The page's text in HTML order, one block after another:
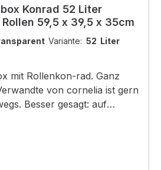
Konrad 52 Liter
59,5 x 39,5 x 35cm
Variante: 52 Liter
mit Rollenkon-rad. Ganz
von cornelia ist gern
Besser gesagt: auf